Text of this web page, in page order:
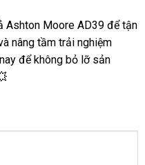
Ashton Moore AD39 để tận
nâng tầm trải nghiệm
để không bỏ lỡ sản